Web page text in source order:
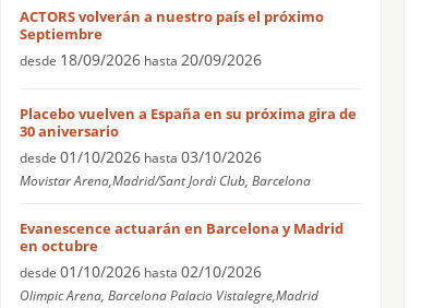
ACTORS volverán a nuestro país el próximo
Septiembre
desde 18/09/2026 hasta 20/09/2026
Placebo vuelven a España en su próxima gira de
30 aniversario
desde 01/10/2026 hasta 03/10/2026
Movistar Arena,Madrid/Sant Jordi Club, Barcelona
Evanescence actuarán en Barcelona y Madrid
en octubre
desde 01/10/2026 hasta 02/10/2026
Olimpic Arena, Barcelona Palacio Vistalegre,Madrid